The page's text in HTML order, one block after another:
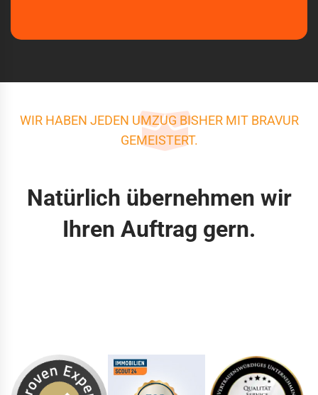
WIR HABEN JEDEN UMZUG BISHER MIT BRAVUR
GEMEISTERT.
Natürlich übernehmen wir
Ihren Auftrag gern.